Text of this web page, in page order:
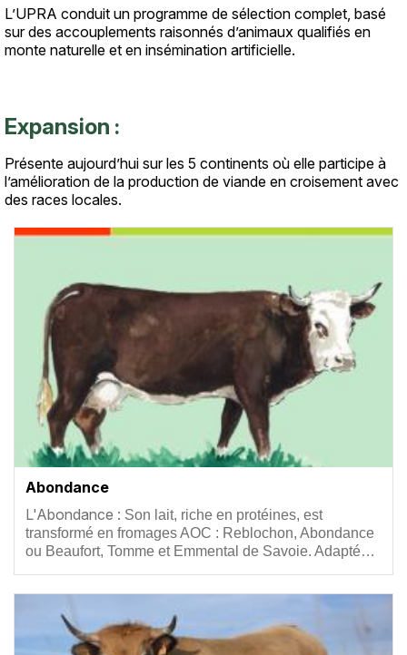
L’UPRA conduit un programme de sélection complet, basé
sur des accouplements raisonnés d’animaux qualifiés en
monte naturelle et en insémination artificielle.
Expansion :
Présente aujourd’hui sur les 5 continents où elle participe à
l’amélioration de la production de viande en croisement avec
des races locales.
Vignette
Abondance
Résumé
L'Abondance : Son lait, riche en protéines, est
transformé en fromages AOC : Reblochon, Abondance
ou Beaufort, Tomme et Emmental de Savoie. Adapté…